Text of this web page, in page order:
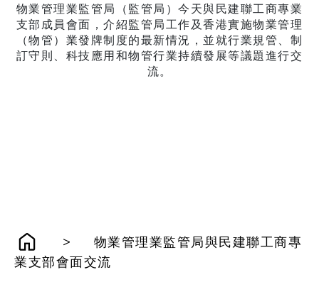
物業管理業監管局（監管局）今天與民建聯工商專業
支部成員會面，介紹監管局工作及香港實施物業管理
（物管）業發牌制度的最新情況，並就行業規管、制
訂守則、科技應用和物管行業持續發展等議題進行交
流。
>
物業管理業監管局與民建聯工商專
業支部會面交流